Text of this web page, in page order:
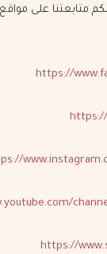
متابعتنا على
https://
channel/
https://